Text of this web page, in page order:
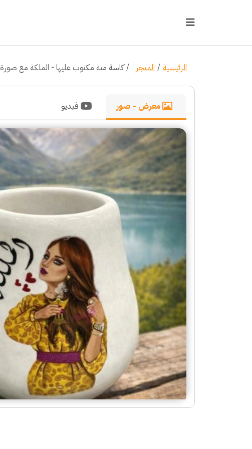
الرئيسية المتجر كاسة متة مكتوب عليها - الملكة مع صورة
معرض - صور فيديو